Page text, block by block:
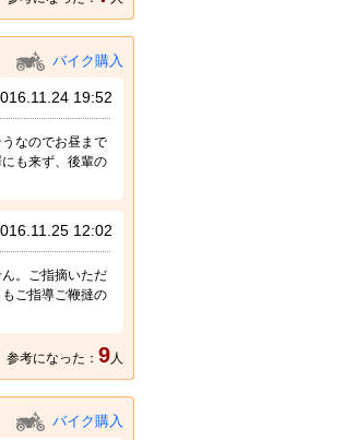
バイク購入
19:52
なのでお昼まで
も来ず、後輩の
12:02
。ご指摘いただ
ご指導ご鞭撻の
参考になった： 9人
バイク購入